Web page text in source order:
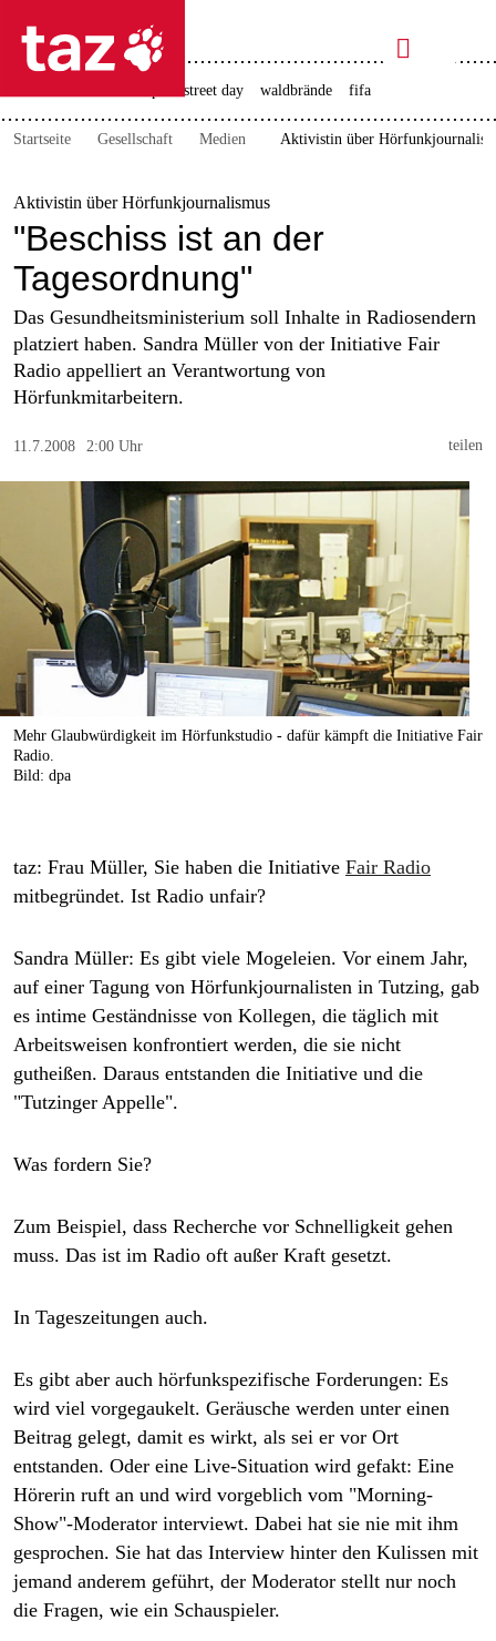
 taz zahl ich
taz zahl ich
themen
politik
gesellschaft
kultur
sport
wahrheit
verlag
verlag
veranstaltungen
shop
unterstützen
genossenschaft
epaper login

taz zahl ich
christopher street day waldbrände fifa
Startseite Gesellschaft Medien Aktivistin über
Aktivistin über Hörfunkjournalismus
"Beschiss ist an der
Tagesordnung"
Das Gesundheitsministerium soll Inhalte in Radiosendern
platziert haben. Sandra Müller von der Initiative Fair
Radio appelliert an Verantwortung von
Hörfunkmitarbeitern.
11.7.2008 2:00 Uhr teilen
Mehr Glaubwürdigkeit im Hörfunkstudio - dafür kämpft die Initiative Fair
Radio.
Bild: dpa
taz: Frau Müller, Sie haben die Initiative Fair Radio
mitbegründet. Ist Radio unfair?
Sandra Müller: Es gibt viele Mogeleien. Vor einem Jahr,
auf einer Tagung von Hörfunkjournalisten in Tutzing, gab
es intime Geständnisse von Kollegen, die täglich mit
Arbeitsweisen konfrontiert werden, die sie nicht
gutheißen. Daraus entstanden die Initiative und die
"Tutzinger Appelle".
Was fordern Sie?
Zum Beispiel, dass Recherche vor Schnelligkeit gehen
muss. Das ist im Radio oft außer Kraft gesetzt.
In Tageszeitungen auch.
Es gibt aber auch hörfunkspezifische Forderungen: Es
wird viel vorgegaukelt. Geräusche werden unter einen
Beitrag gelegt, damit es wirkt, als sei er vor Ort
entstanden. Oder eine Live-Situation wird gefakt: Eine
Hörerin ruft an und wird vorgeblich vom "Morning-
Show"-Moderator interviewt. Dabei hat sie nie mit ihm
gesprochen. Sie hat das Interview hinter den Kulissen mit
jemand anderem geführt, der Moderator stellt nur noch
die Fragen, wie ein Schauspieler.